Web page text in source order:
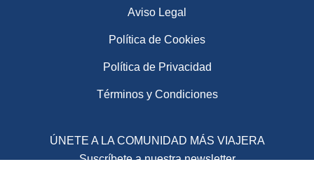
Aviso Legal
Política de Cookies
Política de Privacidad
Términos y Condiciones
ÚNETE A LA COMUNIDAD MÁS VIAJERA
Suscríbete a nuestra newsletter